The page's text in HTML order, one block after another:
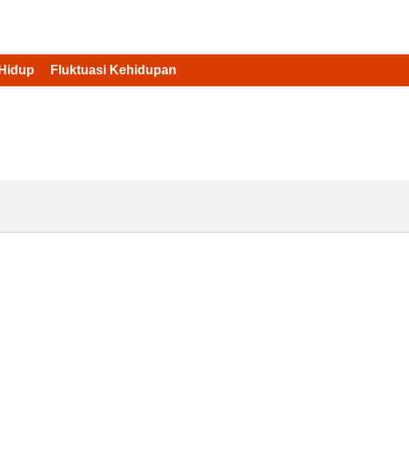
Fluktuasi Kehidupan